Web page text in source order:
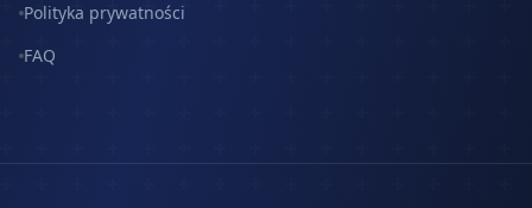
Polityka prywatności
FAQ